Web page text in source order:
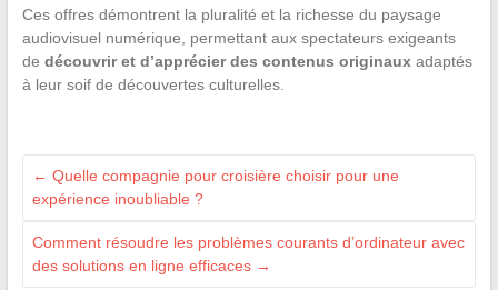
Ces offres démontrent la pluralité et la richesse du paysage
audiovisuel numérique, permettant aux spectateurs exigeants
de découvrir et d’apprécier des contenus originauxadaptés
à leur soif de découvertes culturelles.
← Quelle compagnie pour croisière choisir pour une
expérience inoubliable ?
Comment résoudre les problèmes courants d’ordinateur avec
des solutions en ligne efficaces →